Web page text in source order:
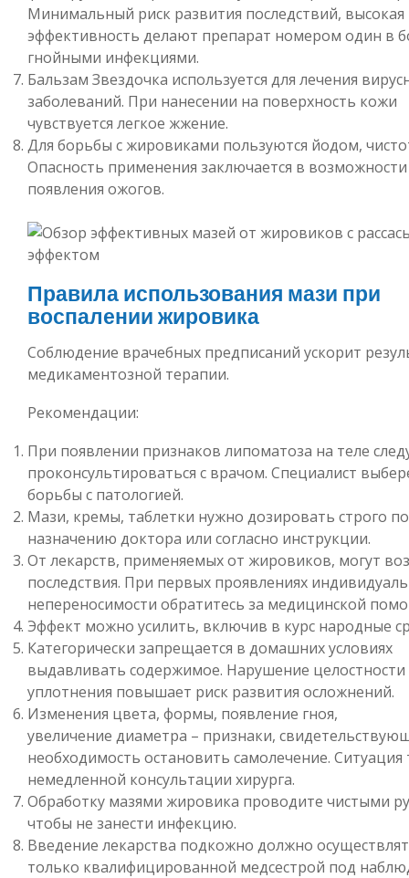
Минимальный риск развития последствий, высокая
эффективность делают препарат номером один в
гнойными инфекциями.
Бальзам Звездочка используется для лечения
заболеваний. При нанесении на поверхность кожи
чувствуется легкое жжение.
Для борьбы с жировиками пользуются йодом,
Опасность применения заключается в возможности
появления ожогов.
Правила использования мази при
воспалении жировика
Соблюдение врачебных предписаний ускорит
медикаментозной терапии.
Рекомендации:
При появлении признаков липоматоза на теле
проконсультироваться с врачом. Специалист
борьбы с патологией.
Мази, кремы, таблетки нужно дозировать строго по
назначению доктора или согласно инструкции.
От лекарств, применяемых от жировиков, могут
последствия. При первых проявлениях
непереносимости обратитесь за медицинской
Эффект можно усилить, включив в курс народные
Категорически запрещается в домашних условиях
выдавливать содержимое. Нарушение целостности
уплотнения повышает риск развития осложнений.
Изменения цвета, формы, появление гноя,
увеличение диаметра – признаки,
необходимость остановить самолечение. Ситуация
немедленной консультации хирурга.
Обработку мазями жировика проводите чистыми
чтобы не занести инфекцию.
Введение лекарства подкожно должно
только квалифицированной медсестрой под